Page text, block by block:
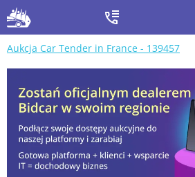
Aukcja Car Tender in France - 139457